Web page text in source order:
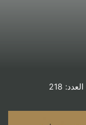
نشرت بصحيفة الصباح (الصباح الثقافي)، العدد: 218